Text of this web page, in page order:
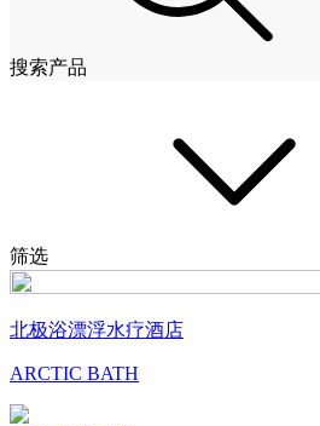
搜索产品
筛选
北极浴漂浮水疗酒店
ARCTIC BATH